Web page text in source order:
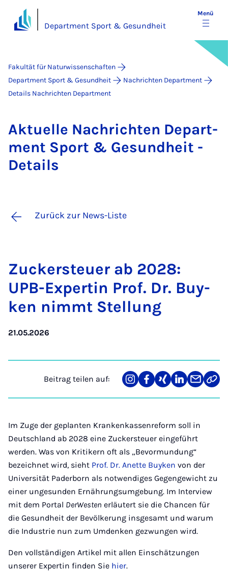
Department Sport & Gesundheit
Menü
Fakultät für Naturwissenschaften
Department Sport & Gesundheit
Nachrichten Department
Details Nachrichten Department
Ak­tu­el­le Nach­rich­ten De­part­
ment Sport & Ge­sund­heit -
De­tails
Zurück zur News-Liste
Zu­cker­steu­er ab 2028:
UPB-Ex­per­tin Prof. Dr. Buy­
ken nimmt Stel­lung
21.05.2026
Beitrag teilen auf:
Teilen
auf
Teilen
auf
Teilen
auf
Teilen
auf
Teilen
über
Link
Im Zuge der geplanten Krankenkassenreform soll in
Deutschland ab 2028 eine Zuckersteuer eingeführt
werden. Was von Kritikern oft als „Bevormundung“
bezeichnet wird, sieht Prof. Dr. Anette Buyken von der
Universität Paderborn als notwendiges Gegengewicht zu
einer ungesunden Ernährungsumgebung. Im Interview
mit dem Portal DerWesten erläutert sie die Chancen für
die Gesundheit der Bevölkerung insgesamt und warum
die Industrie nun zum Umdenken gezwungen wird.
Den vollständigen Artikel mit allen Einschätzungen
unserer Expertin finden Sie hier.